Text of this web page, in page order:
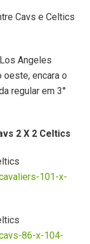
Cavs e Celtics
Angeles
oeste, encara o
regular em 3°
2 X 2 Celtics
101-x-
86-x-104-